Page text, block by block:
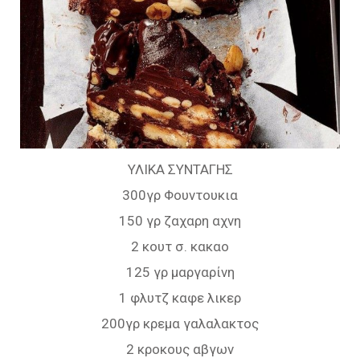
ΥΛΙΚΑ ΣΥΝΤΑΓΗΣ
300γρ Φουντουκια
150 γρ ζαχαρη αχνη
2 κουτ σ. κακαο
125 γρ μαργαρίνη
1 φλυτζ καφε λικερ
200γρ κρεμα γαλαλακτος
2 κροκους αβγων